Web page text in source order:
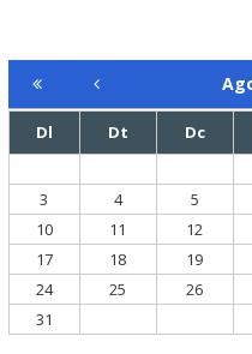
Dl Dt Dc
3
4 5
10
11 12
17
18 19
24
25 26
31